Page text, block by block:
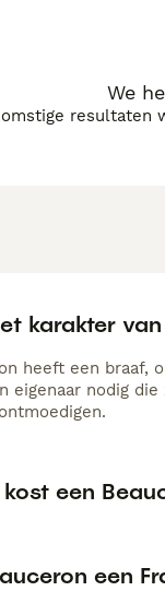
We
resultaten
karakter
heeft een braaf,
eigenaar nodig
een
een